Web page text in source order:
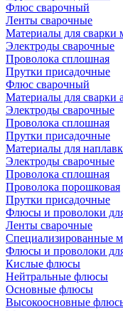
Флюс сварочный
Ленты сварочные
Материалы для сварки
Электроды сварочные
Проволока сплошная
Прутки присадочные
Флюс сварочный
Материалы для сварки
Электроды сварочные
Проволока сплошная
Прутки присадочные
Материалы для
Электроды сварочные
Проволока сплошная
Проволока порошковая
Прутки присадочные
Флюсы и проволоки
Ленты сварочные
Специализированные
Флюсы и проволоки
Кислые флюсы
Нейтральные флюсы
Основные флюсы
Высокоосновные